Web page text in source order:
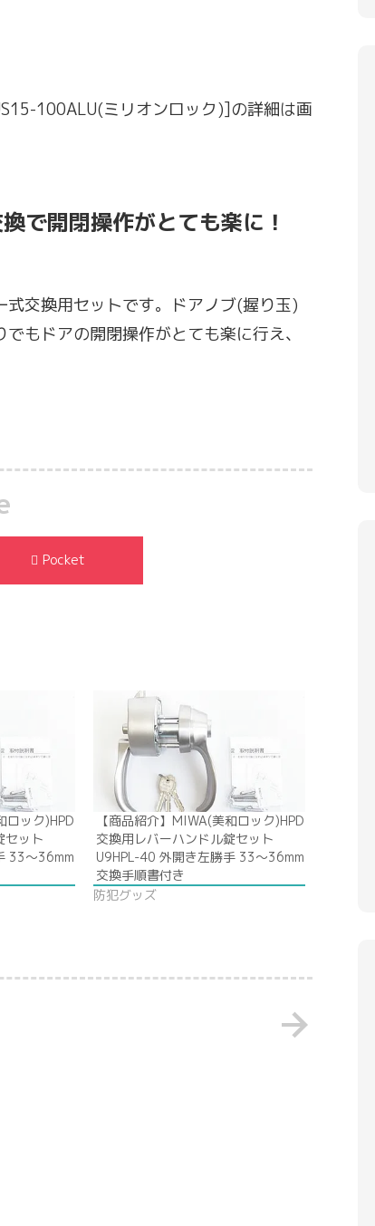
100ALU(ミリオンロック)]の詳細は画
で開閉操作がとても楽に！
交換用セットです。ドアノブ(握り玉)
もドアの開閉操作がとても楽に行え、
Pocket
ロック)HPD
セット
33〜36mm
【商品紹介】MIWA(美和ロック)HPD
交換用レバーハンドル錠セット
U9HPL-40 外開き左勝手 33〜36mm
交換手順書付き
防犯グッズ
arrow_forward